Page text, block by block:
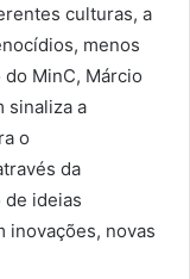
culturas, a
menos
MinC, Márcio
sinaliza a
o
da
ideias
inovações, novas